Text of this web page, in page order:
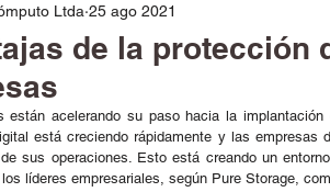
Andicom MinTIC
Artificial
de la protección
Ltda 25 ago 2021
están acelerando su paso hacia la
está creciendo rápidamente y las
sus operaciones. Esto está creando un
líderes empresariales, según Pure Storage,